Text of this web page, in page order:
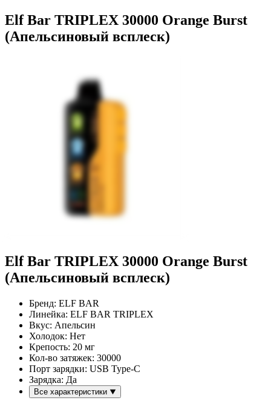
Elf Bar TRIPLEX 30000 Orange Burst
(Апельсиновый всплеск)
Elf Bar TRIPLEX 30000 Orange Burst
(Апельсиновый всплеск)
Бренд: ELF BAR
Линейка: ELF BAR TRIPLEX
Вкус: Апельсин
Холодок: Нет
Крепость: 20 мг
Кол-во затяжек: 30000
Порт зарядки: USB Type-C
Зарядка: Да
Все характеристики